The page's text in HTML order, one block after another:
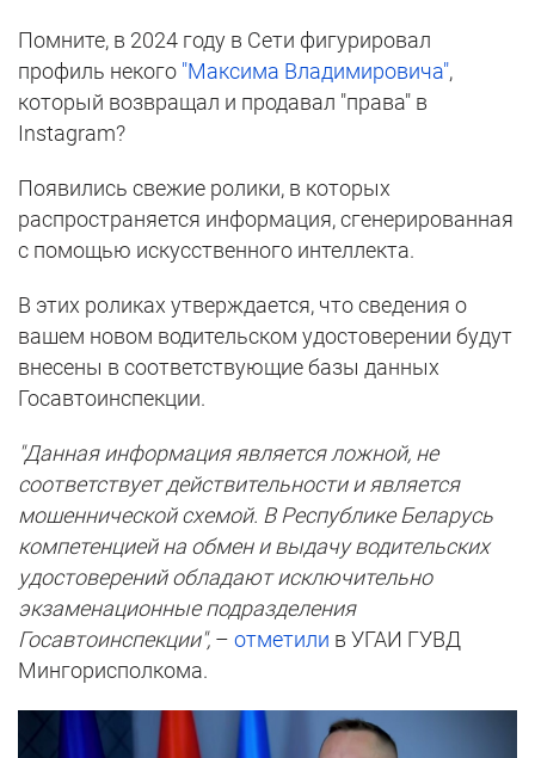
Помните, в 2024 году в Сети фигурировал
профиль некого "Максима Владимировича",
который возвращал и продавал "права" в
Instagram?
Появились свежие ролики, в которых
распространяется информация, сгенерированная
с помощью искусственного интеллекта.
В этих роликах утверждается, что сведения о
вашем новом водительском удостоверении будут
внесены в соответствующие базы данных
Госавтоинспекции.
"Данная информация является ложной, не
соответствует действительности и является
мошеннической схемой. В Республике Беларусь
компетенцией на обмен и выдачу водительских
удостоверений обладают исключительно
экзаменационные подразделения
Госавтоинспекции", – отметили в УГАИ ГУВД
Мингорисполкома.